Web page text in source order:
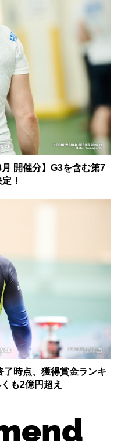
開催分】G3を含む第7
！
了時点、獲得賞金ランキ
も2億円超え